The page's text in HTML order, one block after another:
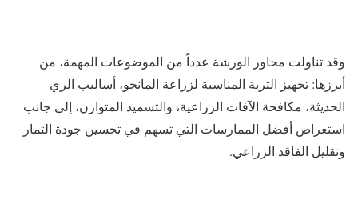
وقد تناولت محاور الورشة عدداً من الموضوعات المهمة، من
أبرزها: تجهيز التربة المناسبة لزراعة المانجو، أساليب الري
الحديثة، مكافحة الآفات الزراعية، والتسميد المتوازن، إلى جانب
استعراض أفضل الممارسات التي تسهم في تحسين جودة الثمار
وتقليل الفاقد الزراعي.